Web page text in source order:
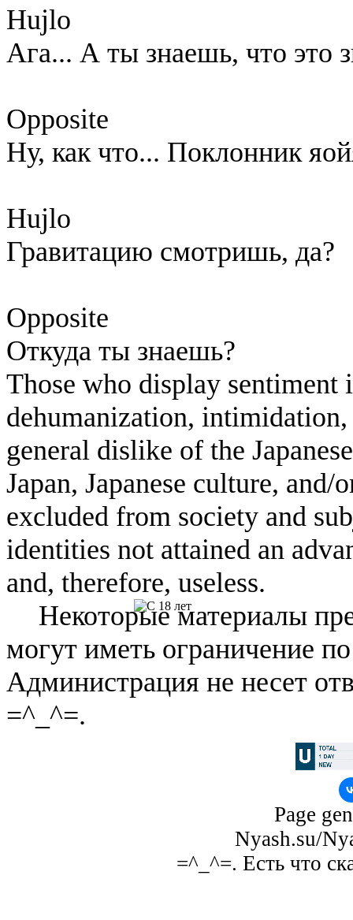
Hujlo
Ага... А ты знаешь, что это
Opposite
Ну, как что... Поклонник
Hujlo
Гравитацию смотришь, да?
Opposite
Откуда ты знаешь?
Those who display
dehumanization,
general dislike of the
Japan, Japanese culture, and/
excluded from society and
identities not attained an
and, therefore, useless.
Некоторые материалы
могут иметь ограничение
Администрация не несет
=^_^=.
Page
Nyash.su/
=^_^=. Есть что